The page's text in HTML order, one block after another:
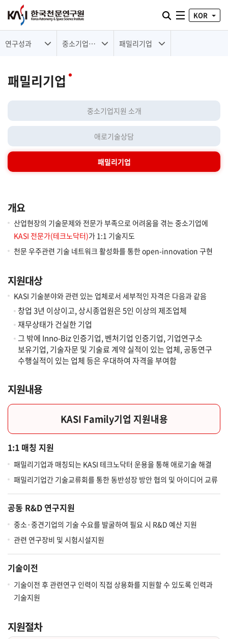
통합검색 열기
전체메뉴
KOR
연구성과 중소기업지원 패밀리기업
패밀리기업
중소기업지원 소개
애로기술상담
패밀리기업
개요
산업현장의 기술문제와 전문가 부족으로 어려움을 겪는 중소기업에
KASI 전문가(테크노닥터)가 1:1 기술지도
천문 우주관련 기술 네트워크 활성화를 통한 open-innovation 구현
지원대상
KASI 기술분야와 관련 있는 업체로서 세부적인 자격은 다음과 같음
창업 3년 이상이고, 상시종업원은 5인 이상의 제조업체
재무상태가 건실한 기업
그 밖에 Inno-Biz 인증기업, 벤처기업 인증기업, 기업연구소
보유기업, 기술자문 및 기술료 계약 실적이 있는 업체, 공동연구
수행실적이 있는 업체 등은 우대하여 자격을 부여함
지원내용
KASI Family기업 지원내용
1:1 매칭 지원
패밀리기업과 매칭되는 KASI 테크노닥터 운용을 통해 애로기술 해결
패밀리기업간 기술교류회를 통한 동반성장 방안 협의 및 아이디어 교류
공동 R&D 연구지원
중소·중견기업의 기술 수요를 발굴하여 필요 시 R&D 예산 지원
관련 연구장비 및 시험시설지원
기술이전
기술이전 후 관련연구 인력이 직접 상용화를 지원할 수 있도록 인력과
기술지원
지원절차